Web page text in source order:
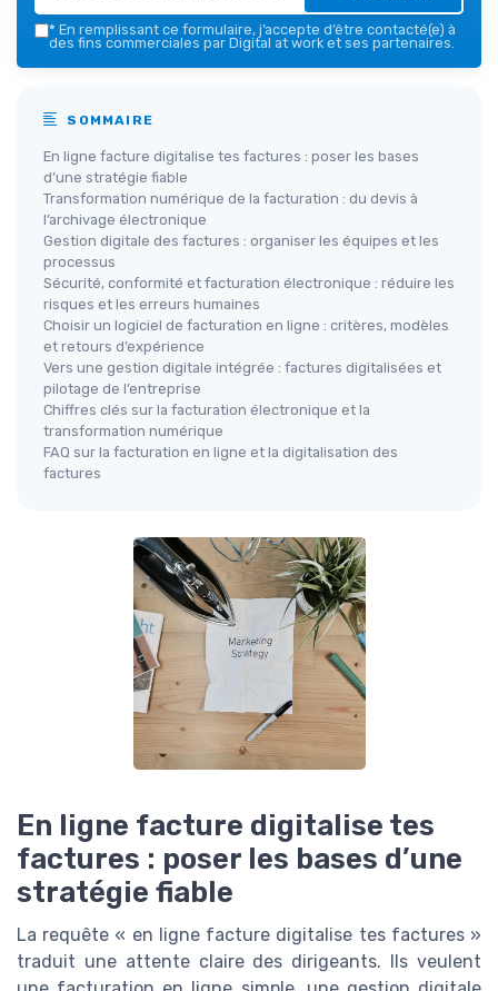
* En remplissant ce formulaire, j’accepte d’être contacté(e) à
des fins commerciales par Digital at work et ses partenaires.
SOMMAIRE
En ligne facture digitalise tes factures : poser les bases
d’une stratégie fiable
Transformation numérique de la facturation : du devis à
l’archivage électronique
Gestion digitale des factures : organiser les équipes et les
processus
Sécurité, conformité et facturation électronique : réduire les
risques et les erreurs humaines
Choisir un logiciel de facturation en ligne : critères, modèles
et retours d’expérience
Vers une gestion digitale intégrée : factures digitalisées et
pilotage de l’entreprise
Chiffres clés sur la facturation électronique et la
transformation numérique
FAQ sur la facturation en ligne et la digitalisation des
factures
En ligne facture digitalise tes
factures : poser les bases d’une
stratégie fiable
La requête « en ligne facture digitalise tes factures »
traduit une attente claire des dirigeants. Ils veulent